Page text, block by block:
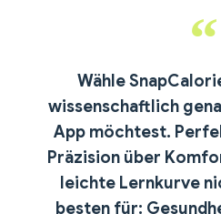
Wähle
wissenschaftlich
App möchtest.
Präzision über
leichte Lernkurve
besten für: